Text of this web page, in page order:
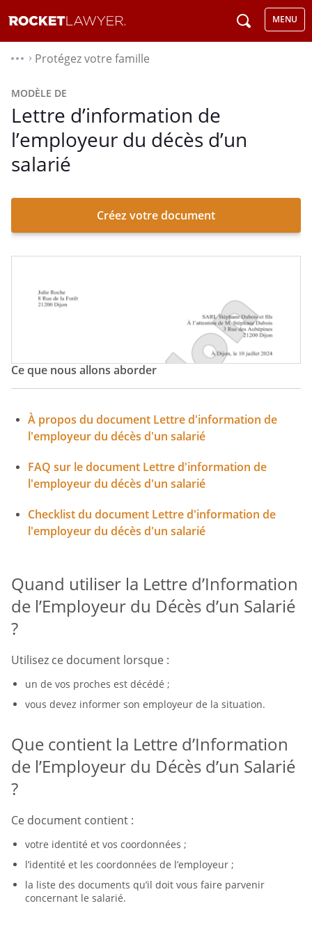
MENU
⌃ Protégez votre famille
MODÈLE DE
Lettre d’information de
l’employeur du décès d’un
salarié
Créez votre document
Ce que nous allons aborder
À propos du document Lettre d'information de
l'employeur du décès d'un salarié
FAQ sur le document Lettre d'information de
l'employeur du décès d'un salarié
Checklist du document Lettre d'information de
l'employeur du décès d'un salarié
Quand utiliser la Lettre d’Information
de l’Employeur du Décès d’un Salarié
?
Utilisez ce document lorsque :
un de vos proches est décédé ;
vous devez informer son employeur de la situation.
Que contient la Lettre d’Information
de l’Employeur du Décès d’un Salarié
?
Ce document contient :
votre identité et vos coordonnées ;
l’identité et les coordonnées de l’employeur ;
la liste des documents qu’il doit vous faire parvenir
concernant le salarié.